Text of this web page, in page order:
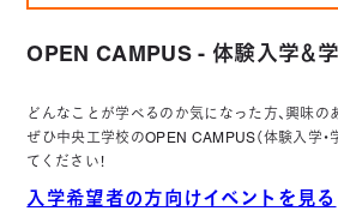
OPEN CAMPUS - 体験入学＆
どんなことが学べるのか気になった方、興味の
ぜひ中央工学校のOPEN CAMPUS（体験入学・
てください！
入学希望者の方向けイベントを見る